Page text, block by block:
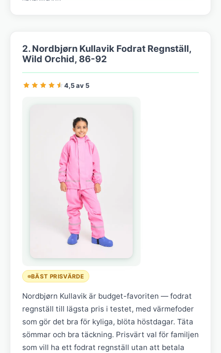
2. Nordbjørn Kullavik Fodrat Regnställ,
Wild Orchid, 86-92
4,5 av 5
BÄST PRISVÄRDE
Nordbjørn Kullavik är budget-favoriten — fodrat
regnställ till lägsta pris i testet, med värmefoder
som gör det bra för kyliga, blöta höstdagar. Täta
sömmar och bra täckning. Prisvärt val för familjen
som vill ha ett fodrat regnställ utan att betala